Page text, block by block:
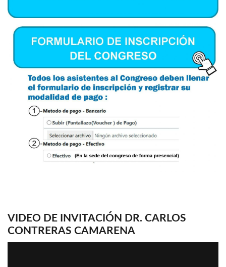
VIDEO DE INVITACIÓN DR. CARLOS
CONTRERAS CAMARENA